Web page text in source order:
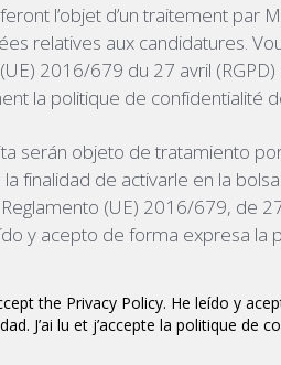
l’objet d’un traitement par
relatives aux candidatures.
2016/679 du 27 avril
la politique de confidentialité
serán objeto de tratamiento
finalidad de activarle en la
(UE) 2016/679, de
y acepto de forma expresa la
the Privacy Policy. He leído y
J’ai lu et j’accepte la politique de